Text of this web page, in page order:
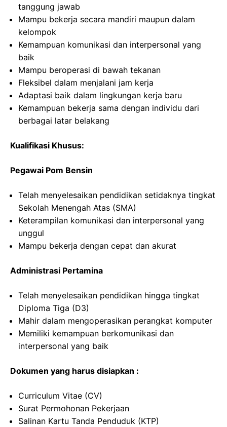
tanggung jawab
Mampu bekerja secara mandiri maupun dalam
kelompok
Kemampuan komunikasi dan interpersonal yang
baik
Mampu beroperasi di bawah tekanan
Fleksibel dalam menjalani jam kerja
Adaptasi baik dalam lingkungan kerja baru
Kemampuan bekerja sama dengan individu dari
berbagai latar belakang
Kualifikasi Khusus:
Pegawai Pom Bensin
Telah menyelesaikan pendidikan setidaknya tingkat
Sekolah Menengah Atas (SMA)
Keterampilan komunikasi dan interpersonal yang
unggul
Mampu bekerja dengan cepat dan akurat
Administrasi Pertamina
Telah menyelesaikan pendidikan hingga tingkat
Diploma Tiga (D3)
Mahir dalam mengoperasikan perangkat komputer
Memiliki kemampuan berkomunikasi dan
interpersonal yang baik
Dokumen yang harus disiapkan :
Curriculum Vitae (CV)
Surat Permohonan Pekerjaan
Salinan Kartu Tanda Penduduk (KTP)